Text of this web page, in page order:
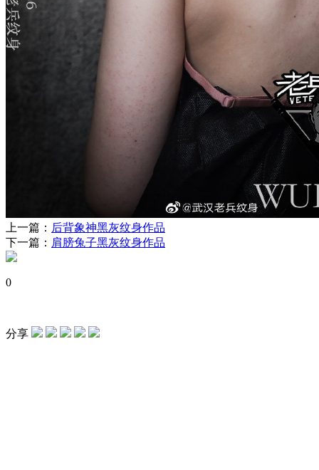
上一篇： 后背象神黑灰纹身作品
下一篇： 肩膀兔子黑灰纹身作品
0
分享